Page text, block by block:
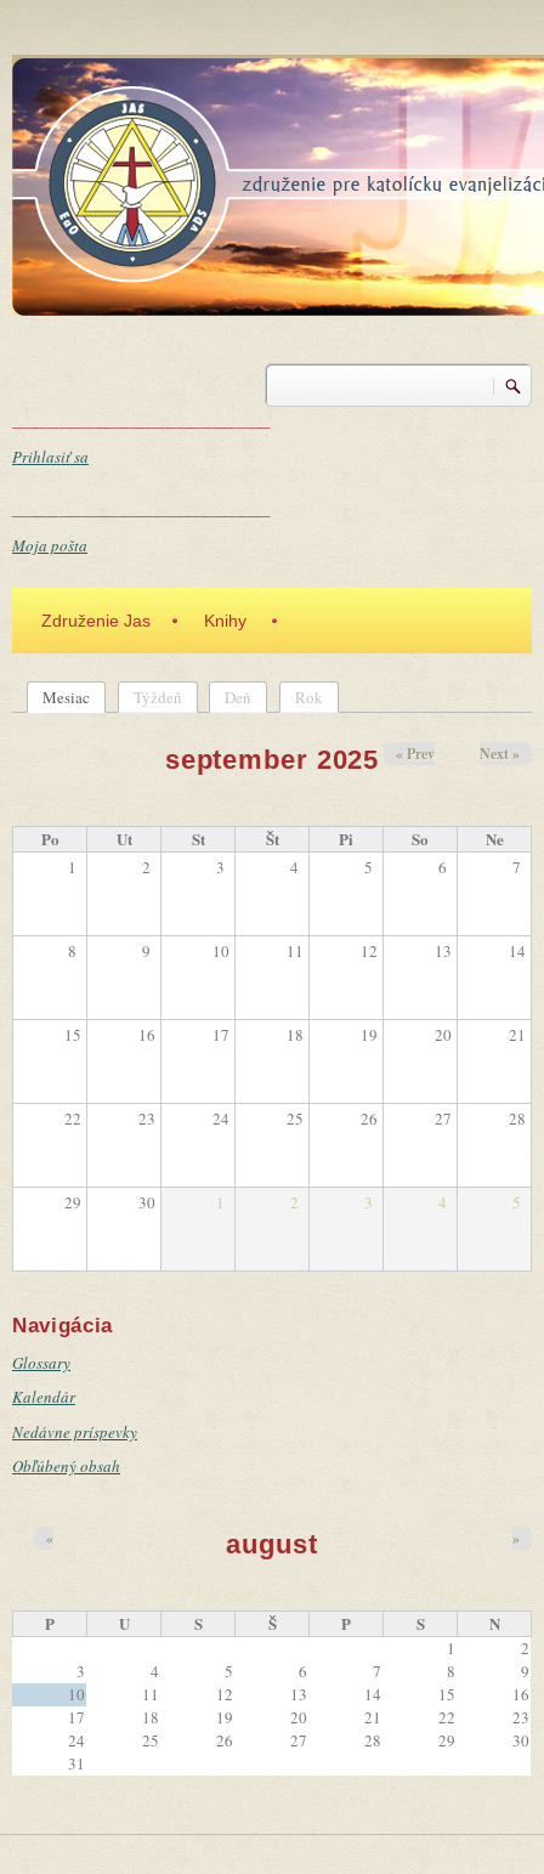
Vyhľadávanie
Prihlasiť sa
Moja pošta
Združenie Jas Knihy
Mesiac (aktívna karta)
Týždeň Deň Rok
september 2025 « Prev Next »
Po Ut St Št Pi So Ne
1 2 3 4 5 6 7
8 9 10 11 12 13 14
15 16 17 18 19 20 21
22 23 24 25 26 27 28
29 30 1 2 3 4 5
Navigácia
Glossary
Kalendár
Nedávne príspevky
Obľúbený obsah
august
« »
P U S Š P S N
1
2
3
4 5 6 7 8
9
10
11 12 13 14 15
16
17
18 19 20 21 22
23
24
25 26 27 28 29
30
31